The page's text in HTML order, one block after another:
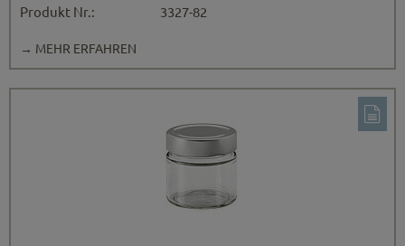
Produkt Nr.:
3327-82
→ MEHR ERFAHREN